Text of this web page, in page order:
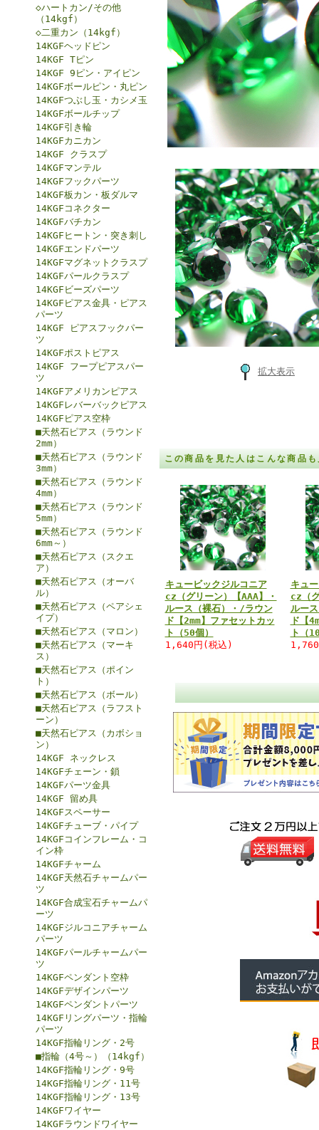
◇ハートカン/その他
（14kgf）
◇二重カン（14kgf）
14KGFヘッドピン
14KGF Tピン
14KGF 9ピン・アイピン
14KGFボールピン・丸ピン
14KGFつぶし玉・カシメ玉
14KGFボールチップ
14KGF引き輪
14KGFカニカン
14KGF クラスプ
14KGFマンテル
14KGFフックパーツ
14KGF板カン・板ダルマ
14KGFコネクター
14KGFバチカン
14KGFヒートン・突き刺し
14KGFエンドパーツ
14KGFマグネットクラスプ
14KGFパールクラスプ
14KGFビーズパーツ
14KGFピアス金具・ピアス
パーツ
14KGF ピアスフックパー
ツ
14KGFポストピアス
14KGF フープピアスパー
ツ
14KGFアメリカンピアス
14KGFレバーバックピアス
14KGFピアス空枠
■天然石ピアス（ラウンド
2mm）
■天然石ピアス（ラウンド
3mm）
■天然石ピアス（ラウンド
4mm）
■天然石ピアス（ラウンド
5mm）
■天然石ピアス（ラウンド
6mm～）
■天然石ピアス（スクエ
ア）
■天然石ピアス（オーバ
ル）
■天然石ピアス（ペアシェ
イプ）
■天然石ピアス（マロン）
■天然石ピアス（マーキ
ス）
■天然石ピアス（ポイン
ト）
■天然石ピアス（ボール）
■天然石ピアス（ラフスト
ーン）
■天然石ピアス（カボショ
ン）
14KGF ネックレス
14KGFチェーン・鎖
14KGFパーツ金具
14KGF 留め具
14KGFスペーサー
14KGFチューブ・パイプ
14KGFコインフレーム・コ
イン枠
14KGFチャーム
14KGF天然石チャームパー
ツ
14KGF合成宝石チャームパ
ーツ
14KGFジルコニアチャーム
パーツ
14KGFパールチャームパー
ツ
14KGFペンダント空枠
14KGFデザインパーツ
14KGFペンダントパーツ
14KGFリングパーツ・指輪
パーツ
14KGF指輪リング・2号
■指輪（4号～）（14kgf）
14KGF指輪リング・9号
14KGF指輪リング・11号
14KGF指輪リング・13号
14KGFワイヤー
14KGFラウンドワイヤー
拡大表示
この商品を見た人はこんな商品
キュービックジルコニア
cz（グリーン）【AAA】・
ルース（裸石）・/ラウン
ド【2mm】ファセットカッ
ト（50個）
1,640円(税込)
キュ
cz（
ルー
ド【
ト（